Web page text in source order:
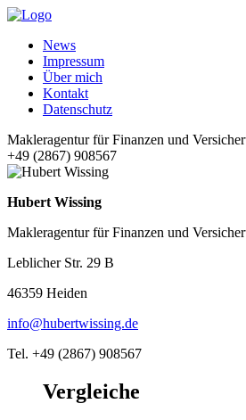
News
Impressum
Über mich
Kontakt
Datenschutz
Makleragentur für Finanzen und
+49 (2867) 908567
Hubert Wissing
Makleragentur für Finanzen und
Leblicher Str. 29 B
46359 Heiden
info@hubertwissing.de
Tel. +49 (2867) 908567
Vergleiche